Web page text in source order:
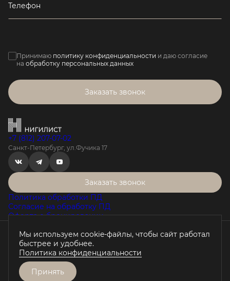
Телефон
Принимаю политику конфиденциальности и даю согласие
на обработку персональных данных
Заказать звонок
+7 (812) 207-07-02
Санкт-Петербург, ул.Фучика 17
Заказать звонок
Политика обработки ПД
Согласие на обработку ПД
Оферта о бронировании
Проектная декларация на наш.дом.рф
Любая информация, представленная на данном сайте, носит
исключительно информационный характер, не является
публичной офертой, определяемой положениями статьи 437 ГК
РФ.
Мы используем cookie-файлы, чтобы сайт работал
быстрее и удобнее.
Политика конфиденциальности
Принять